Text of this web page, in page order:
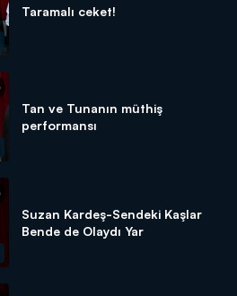
Taramalı ceket!
Tan ve Tunanın müthiş
performansı
Suzan Kardeş-Sendeki Kaşlar
Bende de Olaydı Yar